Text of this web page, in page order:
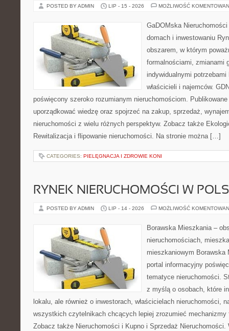
POSTED BY ADMIN LIP - 15 - 2026 MOŻLIWOŚĆ
GaDOMska
domach i inwestowaniu
obszarem, w którym
formalnościami, zmianami
indywidualnymi
właścicieli i najemców.
poświęcony szeroko rozumianym nieruchomościom. Publikowane
uporządkować wiedzę oraz spojrzeć na zakup, sprzedaż,
nieruchomości z wielu różnych perspektyw. Zobacz także
Rewitalizacja i flipowanie nieruchomości. Na stronie można […]
CATEGORIES: PIELĘGNACJA I ZDROWIE KONI
RYNEK NIERUCHOMOŚCI W
POSTED BY ADMIN LIP - 14 - 2026 MOŻLIWOŚĆ
Borawska Mieszkania –
nieruchomościach,
mieszkaniowym Borawska
portal informacyjny
tematyce nieruchomości.
z myślą o osobach, które
lokalu, ale również o inwestorach, właścicielach nieruchomości,
wszystkich czytelnikach chcących lepiej zrozumieć mechanizmy
Zobacz także Nieruchomości i Kupno i Sprzedaż